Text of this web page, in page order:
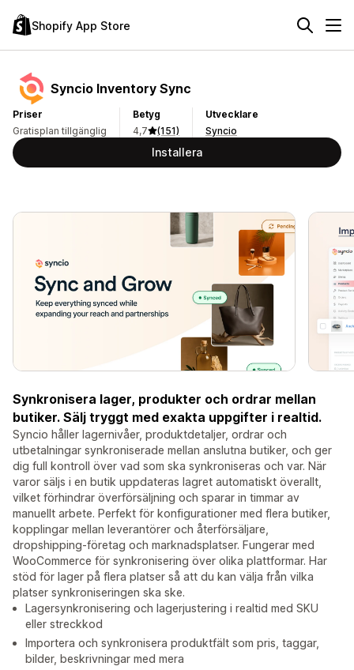
Shopify App Store
Syncio Inventory Sync
Priser
Gratisplan tillgänglig
Betyg
4,7
(151)
Utvecklare
Syncio
Installera
Synkronisera lager, produkter och ordrar mellan
butiker. Sälj tryggt med exakta uppgifter i realtid.
Syncio håller lagernivåer, produktdetaljer, ordrar och
utbetalningar synkroniserade mellan anslutna butiker, och ger
dig full kontroll över vad som ska synkroniseras och var. När
varor säljs i en butik uppdateras lagret automatiskt överallt,
vilket förhindrar överförsäljning och sparar in timmar av
manuellt arbete. Perfekt för konfigurationer med flera butiker,
kopplingar mellan leverantörer och återförsäljare,
dropshipping-företag och marknadsplatser. Fungerar med
WooCommerce för synkronisering över olika plattformar. Har
stöd för lager på flera platser så att du kan välja från vilka
platser synkroniseringen ska ske.
Lagersynkronisering och lagerjustering i realtid med SKU
eller streckkod
Importera och synkronisera produktfält som pris, taggar,
bilder, beskrivningar med mera